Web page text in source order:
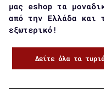
μας eshop τα
από την Ελλάδα και
εξωτερικό!
Δείτε όλα τα